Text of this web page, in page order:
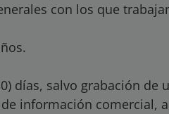
con los que
días, salvo grabación de
información comercial,